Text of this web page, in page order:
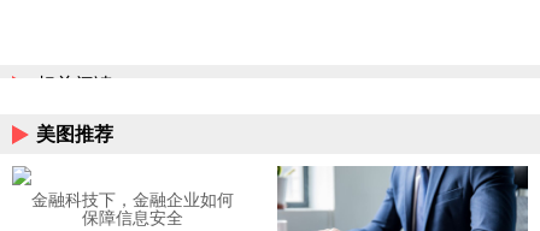
相关阅读
美图推荐
金融科技下，金融企业如何
保障信息安全